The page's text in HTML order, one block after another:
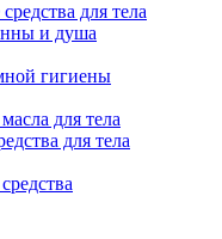
для тела
и душа
гигиены
для тела
для тела